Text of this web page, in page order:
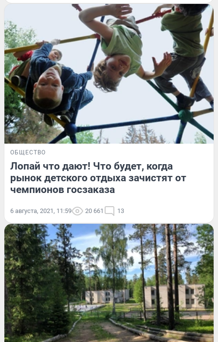
ОБЩЕСТВО
Лопай что дают! Что будет, когда
рынок детского отдыха зачистят от
чемпионов госзаказа
6 августа, 2021, 11:59 20 661 13